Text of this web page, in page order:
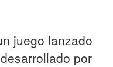
juego lanzado
por